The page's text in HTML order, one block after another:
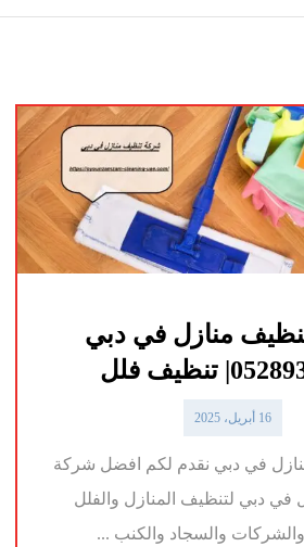
منازل في دبي
16 أبريل، 2025
في دبي نقدم لكم افضل شركة
في دبي لتنظيف المنازل والفلل
والسجاد والكنب ...